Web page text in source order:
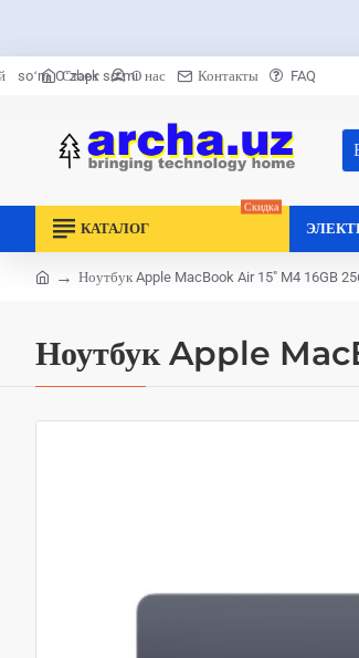
Старт О нас Контакты FAQ
soʻm Oʻzbek soʻmi
КАТАЛОГ
Скидка
Ноутбук Apple
Ноутбук Apple MacBook Air 15" M4 16GB